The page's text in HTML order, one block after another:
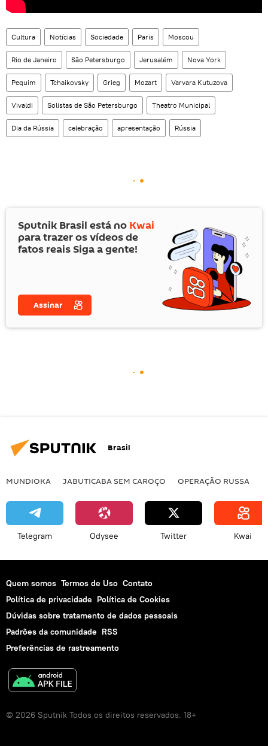
Cultura Notícias Sociedade Paris Moscou
Rio de Janeiro São Petersburgo Jerusalém Nova York
Pequim Tchaikovsky Grieg Mozart Varvara Kutuzova
Vivaldi Solistas de São Petersburgo Theatro Municipal
Dia da Rússia celebração apresentação Rússia
Sputnik Brasil está no Kwai
para trazer os vídeos de
fatos reais Siga a gente!
Assinar
Brasil
MUNDIOKA JABUTICABA SEM CAROÇO OPERAÇÃO RUSSA
Telegram Odysee Twitter Kwai
Quem somos Termos de Uso Contato
Política de privacidade Política de Cookies
Dúvidas sobre tratamento de dados pessoais
Padrões da comunidade RSS
Preferências de rastreamento
© 2026 Sputnik Todos os direitos reservados. 18+